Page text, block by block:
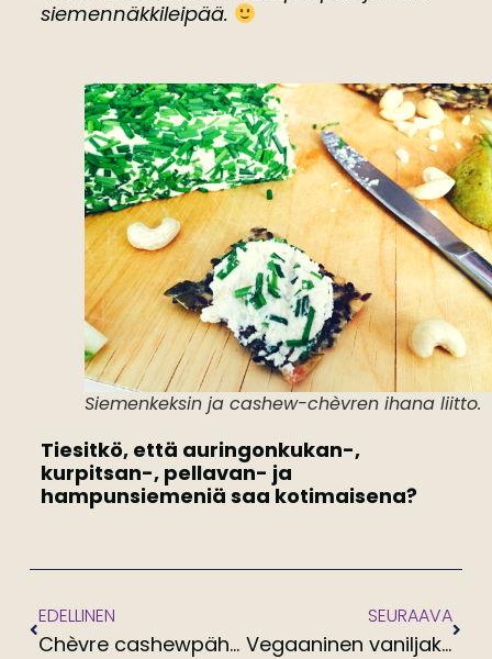
siemennäkkileipää.
Siemenkeksin ja cashew-chèvren ihana liitto.
Tiesitkö, että auringonkukan-,
kurpitsan-, pellavan- ja
hampunsiemeniä saa kotimaisena?
EDELLINEN
Chèvre cashewpähkinöistä (V, G)
SEURAAVA
Vegaaninen vaniljakastike (V, G)